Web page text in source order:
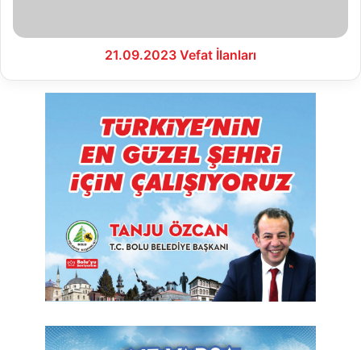
21.09.2023 Vefat İlanları